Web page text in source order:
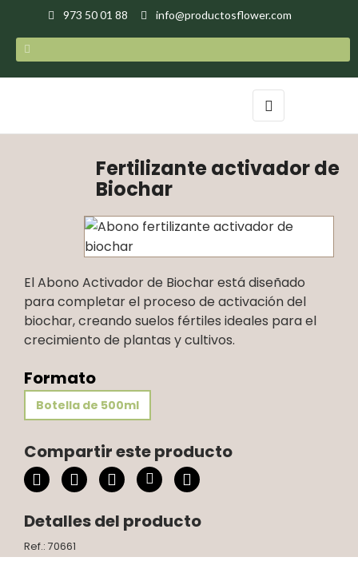
973 50 01 88 info@productosflower.com
Navegación
de
palanca
☰
Fertilizante activador de
Biochar
El Abono Activador de Biochar está diseñado
para completar el proceso de activación del
biochar, creando suelos fértiles ideales para el
crecimiento de plantas y cultivos.
Formato
Botella de 500ml
Compartir este producto
Detalles del producto
Ref.: 70661